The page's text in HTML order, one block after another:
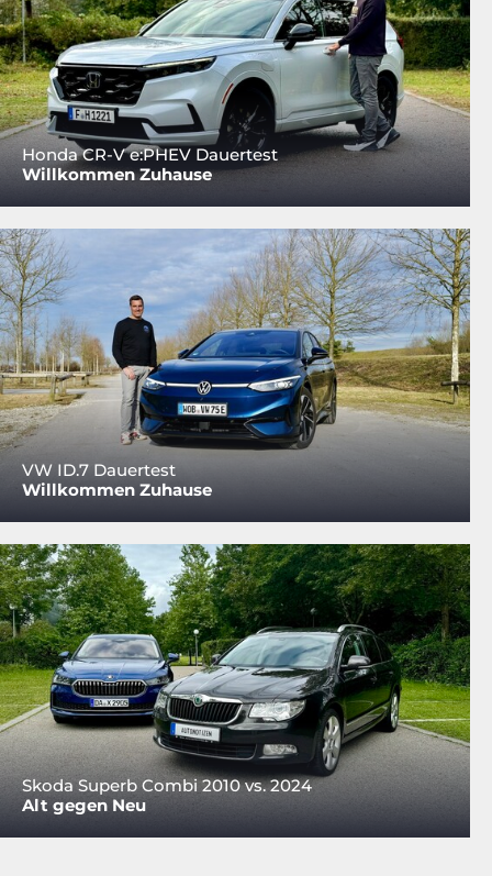
Honda CR-V e:PHEV Dauertest
Willkommen Zuhause
VW ID.7 Dauertest
Willkommen Zuhause
Skoda Superb Combi 2010 vs. 2024
Alt gegen Neu